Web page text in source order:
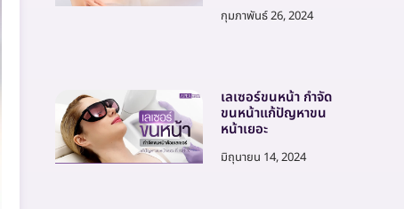
กุมภาพันธ์ 26, 2024
เลเซอร์ขนหน้า กำจัด
ขนหน้าแก้ปัญหาขน
หน้าเยอะ
มิถุนายน 14, 2024